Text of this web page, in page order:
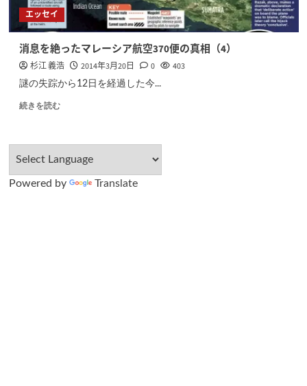
エッセイ
消息を絶ったマレーシア航空370便の真相（4）
杉江 義浩 2014年3月20日 0 403
謎の失踪から12日を経過した今...
続きを読む
Powered by Translate